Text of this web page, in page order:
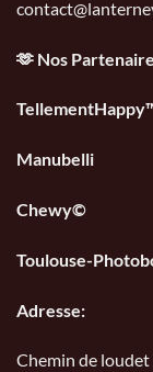
🫶 Nos
Manubelli
Chewy©
Toulouse-
Adresse:
Chemin de